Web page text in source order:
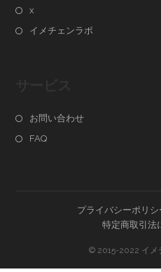
x
イメチェンラボ
お問い合わせ
FAQ
プライバシーポリシ
特定商取引法
© 2015-2022 イメ